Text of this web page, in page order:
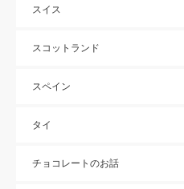
スイス
スコットランド
スペイン
タイ
チョコレートのお話